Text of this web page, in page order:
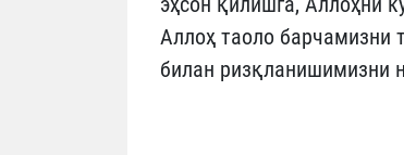
Аллоҳ таоло барчамизни
билан ризқланишимизни